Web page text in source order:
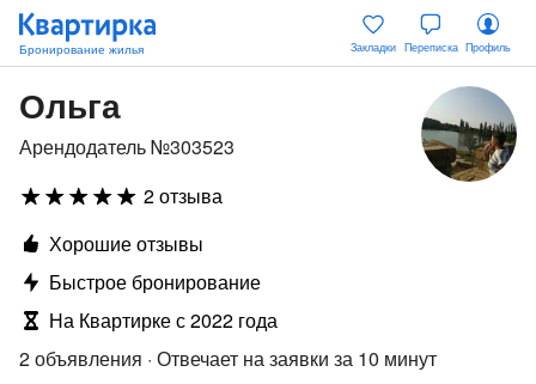
Закладки Переписка Профиль
Ольга
Арендодатель №303523
2 отзыва
Хорошие отзывы
Быстрое бронирование
На Квартирке с 2022 года
2 объявления · Отвечает на заявки за 10 минут